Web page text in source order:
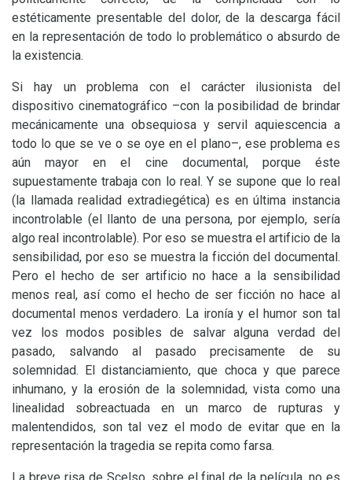
estéticamente presentable del dolor, de la descarga fácil
en la representación de todo lo problemático o absurdo de
la existencia.
Si hay un problema con el carácter ilusionista del
dispositivo cinematográfico –con la posibilidad de brindar
mecánicamente una obsequiosa y servil aquiescencia a
todo lo que se ve o se oye en el plano–, ese problema es
aún mayor en el cine documental, porque éste
supuestamente trabaja con lo real. Y se supone que lo real
(la llamada realidad extradiegética) es en última instancia
incontrolable (el llanto de una persona, por ejemplo, sería
algo real incontrolable). Por eso se muestra el artificio de la
sensibilidad, por eso se muestra la ficción del documental.
Pero el hecho de ser artificio no hace a la sensibilidad
menos real, así como el hecho de ser ficción no hace al
documental menos verdadero. La ironía y el humor son tal
vez los modos posibles de salvar alguna verdad del
pasado, salvando al pasado precisamente de su
solemnidad. El distanciamiento, que choca y que parece
inhumano, y la erosión de la solemnidad, vista como una
linealidad sobreactuada en un marco de rupturas y
malentendidos, son tal vez el modo de evitar que en la
representación la tragedia se repita como farsa.